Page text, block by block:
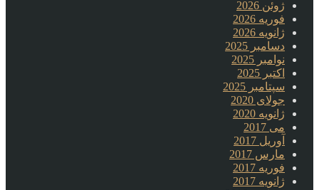
ژوئن 2026
فوریه 2026
ژانویه 2026
دسامبر 2025
نوامبر 2025
اکتبر 2025
سپتامبر 2025
جولای 2020
ژانویه 2020
می 2017
آوریل 2017
مارس 2017
فوریه 2017
ژانویه 2017